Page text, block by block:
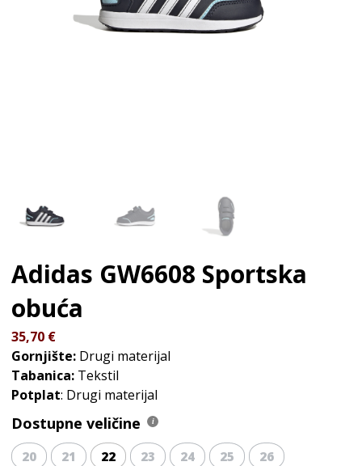
Adidas GW6608 Sportska
obuća
35,70 €
Gornjište: Drugi materijal
Tabanica: Tekstil
Potplat: Drugi materijal
Dostupne veličine
20 21 22 23 24 25
26